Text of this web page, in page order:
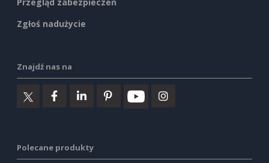
Zgłoś nadużycie
Znajdź nas na
Polecane produkty